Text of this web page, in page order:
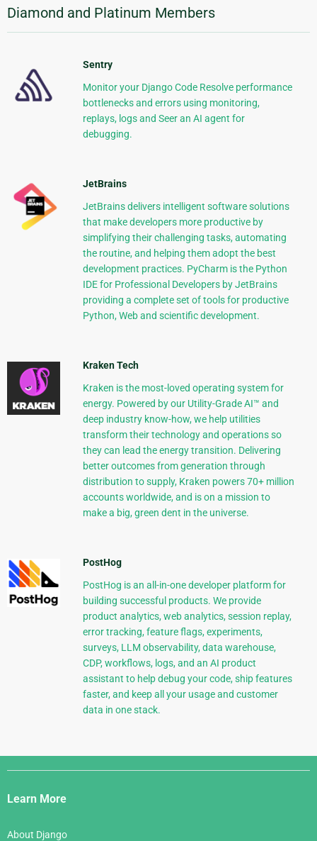
Diamond and Platinum Members
Sentry
Monitor your Django Code Resolve performance
bottlenecks and errors using monitoring,
replays, logs and Seer an AI agent for
debugging.
JetBrains
JetBrains delivers intelligent software solutions
that make developers more productive by
simplifying their challenging tasks, automating
the routine, and helping them adopt the best
development practices. PyCharm is the Python
IDE for Professional Developers by JetBrains
providing a complete set of tools for productive
Python, Web and scientific development.
Kraken Tech
Kraken is the most-loved operating system for
energy. Powered by our Utility-Grade AI™ and
deep industry know-how, we help utilities
transform their technology and operations so
they can lead the energy transition. Delivering
better outcomes from generation through
distribution to supply, Kraken powers 70+ million
accounts worldwide, and is on a mission to
make a big, green dent in the universe.
PostHog
PostHog is an all-in-one developer platform for
building successful products. We provide
product analytics, web analytics, session replay,
error tracking, feature flags, experiments,
surveys, LLM observability, data warehouse,
CDP, workflows, logs, and an AI product
assistant to help debug your code, ship features
faster, and keep all your usage and customer
data in one stack.
Django
Links
Learn More
About Django